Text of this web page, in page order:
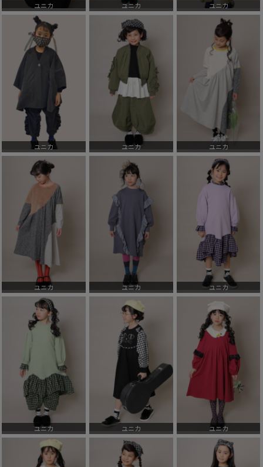
ユニカ ユニカ ユニカ
ユニカ ユニカ ユニカ
ユニカ ユニカ ユニカ
ユニカ ユニカ ユニカ